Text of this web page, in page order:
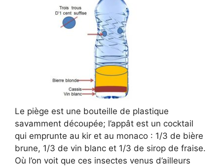
Le piège est une bouteille de plastique
savamment découpée; l’appât est un cocktail
qui emprunte au kir et au monaco : 1/3 de bière
brune, 1/3 de vin blanc et 1/3 de sirop de fraise.
Où l’on voit que ces insectes venus d’ailleurs